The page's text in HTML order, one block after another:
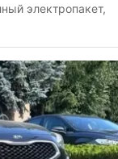
электропакет,